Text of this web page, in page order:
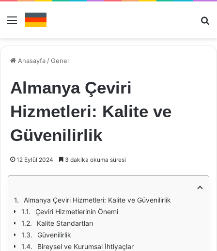
Menü
Anasayfa /Genel
Almanya Çeviri
Hizmetleri: Kalite ve
Güvenilirlik
12 Eylül 2024 3 dakika okuma süresi
Almanya Çeviri Hizmetleri: Kalite ve Güvenilirlik
Çeviri Hizmetlerinin Önemi
Kalite Standartları
Güvenilirlik
Bireysel ve Kurumsal İhtiyaçlar